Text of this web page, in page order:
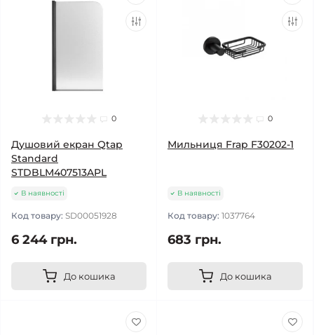
0
Душовий екран Qtap
Standard
STDBLM407513APL
В наявності
Код товару: SD00051928
6 244 грн.
До кошика
0
Мильниця Frap F30202-1
В наявності
Код товару: 1037764
683 грн.
До кошика